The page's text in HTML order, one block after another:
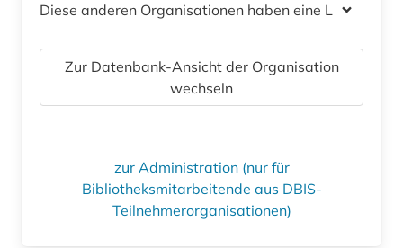
Diese anderen Organisationen haben eine Lizenz
Zur Datenbank-Ansicht der Organisation
wechseln
zur Administration (nur für
Bibliotheksmitarbeitende aus DBIS-
Teilnehmerorganisationen)